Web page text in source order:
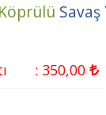
Savaş
: 350,00